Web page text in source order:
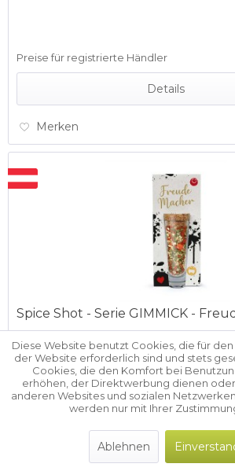
Preise für registrierte Händler
Details
Merken
Spice Shot - Serie GIMMICK -
Spice Shot - Serie GIMMICK -
Arrabiata 22,6g
Preise für registrierte Händler
Details
Diese Website benutzt Cookies, die für
der Website erforderlich sind und stets
Cookies, die den Komfort bei
erhöhen, der Direktwerbung dienen
anderen Websites und sozialen
werden nur mit Ihrer
Ablehnen